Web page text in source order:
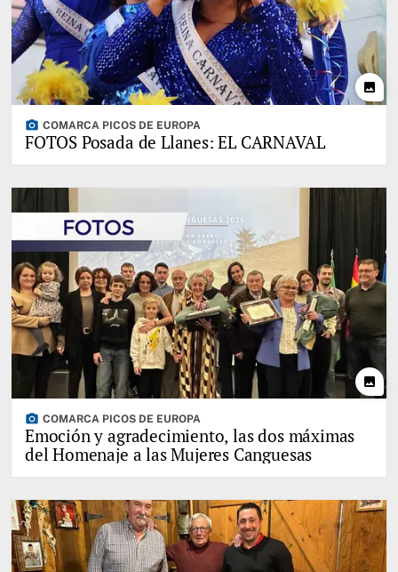
photo
photo_camera COMARCA PICOS DE EUROPA
FOTOS Posada de Llanes: EL CARNAVAL
photo
photo_camera COMARCA PICOS DE EUROPA
Emoción y agradecimiento, las dos máximas
del Homenaje a las Mujeres Canguesas